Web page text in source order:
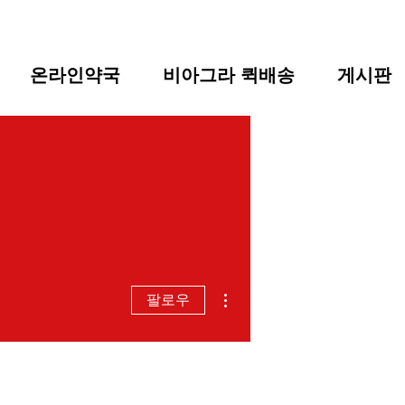
온라인약국 비아그라 퀵배송 게시판
팔로우